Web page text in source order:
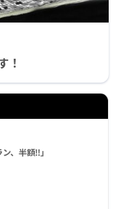
！
、半額‼」